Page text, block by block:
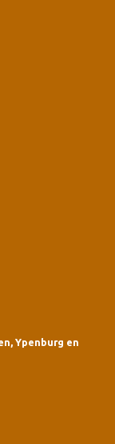
Ypenburg en